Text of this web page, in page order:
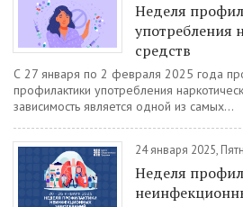
Неделя
употребления
средств
С 27 января по 2 февраля 2025 года
профилактики употребления
зависимость является одной из самых...
24 января 2025,
Неделя